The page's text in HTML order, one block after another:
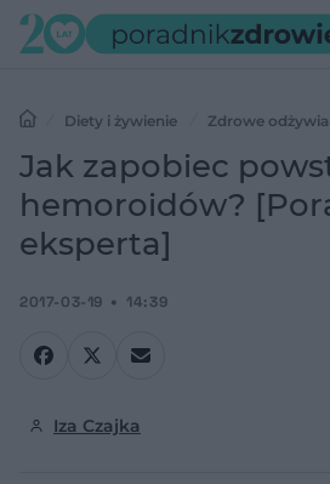
Diety i żywienie Zdrowe
powstawaniu hemoroidów? [Porada
Jak zapobiec
hemoroidów?
eksperta]
2017-03-19 14:39
Iza Czajka